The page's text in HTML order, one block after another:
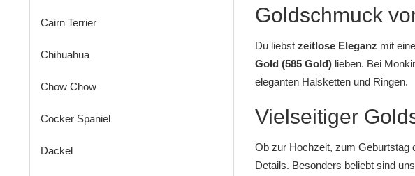
Goldschmuck
Du liebst zeitlose Eleganz mit
Gold (585 Gold)lieben. Bei
eleganten Halskettenund Ringen.
Vielseitiger
Ob zur Hochzeit, zum Geburtstag
Details. Besonders beliebt sind
Cairn Terrier
Chihuahua
Chow Chow
Cocker Spaniel
Dackel